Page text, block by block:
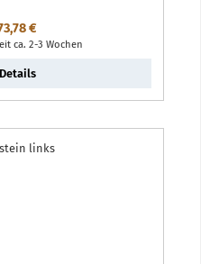
Preis:
€
ca. 2-3 Wochen
Details